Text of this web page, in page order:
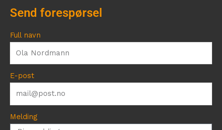
Send forespørsel
Full navn
E-post
Melding